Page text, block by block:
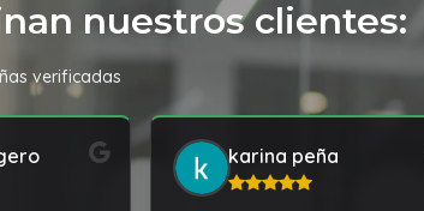
nuestros clientes:
verificadas
karina peña